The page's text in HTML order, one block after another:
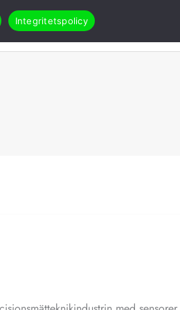
Öppna Applikationer & case
RMA
Integritetspolicy